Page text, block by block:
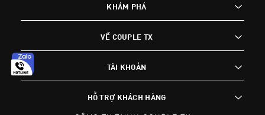
KHÁM PHÁ
VỀ COUPLE TX
TÀI KHOẢN
HỖ TRỢ KHÁCH HÀNG